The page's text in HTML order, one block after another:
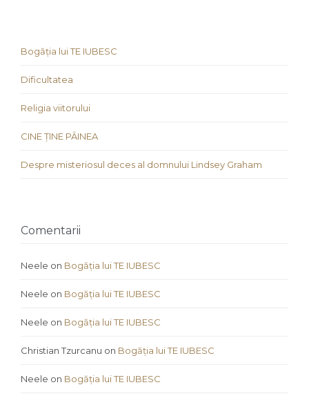
Bogăția lui TE IUBESC
Dificultatea
Religia viitorului
CINE ȚINE PÂINEA
Despre misteriosul deces al domnului Lindsey Graham
Comentarii
Neele on Bogăția lui TE IUBESC
Neele on Bogăția lui TE IUBESC
Neele on Bogăția lui TE IUBESC
Christian Tzurcanu on Bogăția lui TE IUBESC
Neele on Bogăția lui TE IUBESC